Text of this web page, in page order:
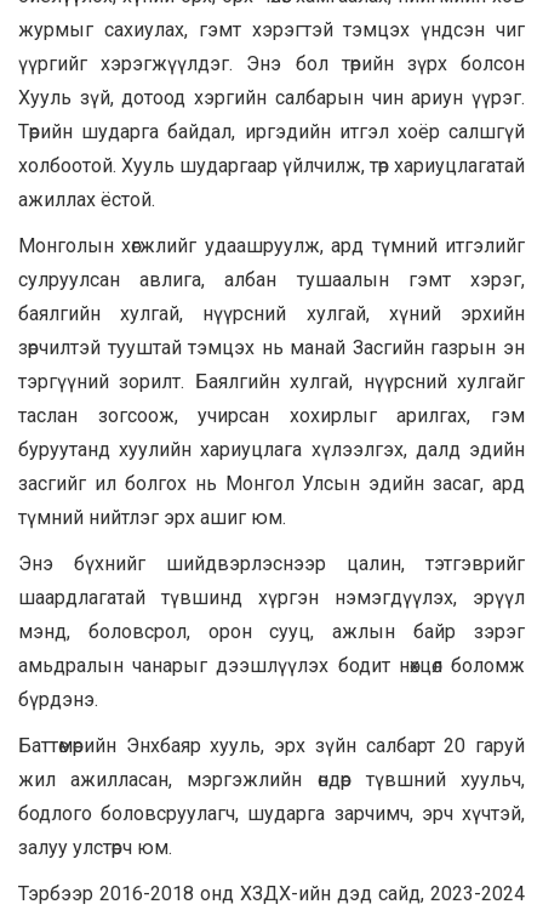
журмыг сахиулах, гэмт хэрэгтэй тэмцэх үндсэн чиг
үүргийг хэрэгжүүлдэг. Энэ бол төрийн зүрх болсон
Хууль зүй, дотоод хэргийн салбарын чин ариун үүрэг.
Төрийн шударга байдал, иргэдийн итгэл хоёр салшгүй
холбоотой. Хууль шударгаар үйлчилж, төр хариуцлагатай
ажиллах ёстой.
Монголын хөгжлийг удаашруулж, ард түмний итгэлийг
сулруулсан авлига, албан тушаалын гэмт хэрэг,
баялгийн хулгай, нүүрсний хулгай, хүний эрхийн
зөрчилтэй тууштай тэмцэх нь манай Засгийн газрын эн
тэргүүний зорилт. Баялгийн хулгай, нүүрсний хулгайг
таслан зогсоож, учирсан хохирлыг арилгах, гэм
буруутанд хуулийн хариуцлага хүлээлгэх, далд эдийн
засгийг ил болгох нь Монгол Улсын эдийн засаг, ард
түмний нийтлэг эрх ашиг юм.
Энэ бүхнийг шийдвэрлэснээр цалин, тэтгэврийг
шаардлагатай түвшинд хүргэн нэмэгдүүлэх, эрүүл
мэнд, боловсрол, орон сууц, ажлын байр зэрэг
амьдралын чанарыг дээшлүүлэх бодит нөхцөл боломж
бүрдэнэ.
Баттөмөрийн Энхбаяр хууль, эрх зүйн салбарт 20 гаруй
жил ажилласан, мэргэжлийн өндөр түвшний хуульч,
бодлого боловсруулагч, шударга зарчимч, эрч хүчтэй,
залуу улстөрч юм.
Тэрбээр 2016-2018 онд ХЗДХ-ийн дэд сайд, 2023-2024